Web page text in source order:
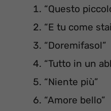
“Questo
“E tu come
“Doremifasol”
“Tutto in un
“Niente più”
“Amore bello”